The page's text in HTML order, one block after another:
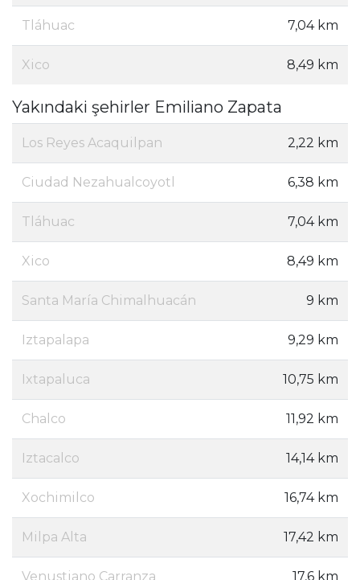
Tláhuac 7,04 km
Xico 8,49 km
Yakındaki şehirler Emiliano Zapata
Los Reyes Acaquilpan 2,22 km
Ciudad Nezahualcoyotl 6,38 km
Tláhuac 7,04 km
Xico 8,49 km
Santa María Chimalhuacán 9 km
Iztapalapa 9,29 km
Ixtapaluca 10,75 km
Chalco 11,92 km
Iztacalco 14,14 km
Xochimilco 16,74 km
Milpa Alta 17,42 km
Venustiano Carranza 17,6 km